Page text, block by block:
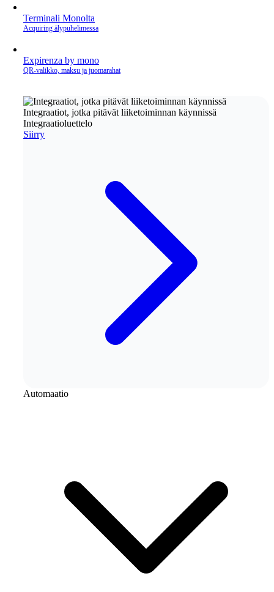
Terminali Monolta
Acquiring älypuhelimessa
Expirenza by mono
QR‑valikko, maksu ja juomarahat
Integraatiot, jotka pitävät liiketoiminnan käynnissä
Integraatioluettelo
Siirry
Automaatio